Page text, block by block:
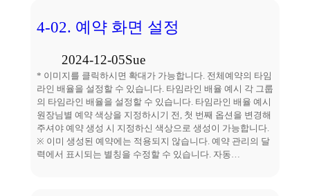
4-02. 예약 화면 설정
2024-12-05Sue
* 이미지를 클릭하시면 확대가 가능합니다. 전체예약의 타임
라인 배율을 설정할 수 있습니다. 타임라인 배율 예시 각 그룹
의 타임라인 배율을 설정할 수 있습니다. 타임라인 배율 예시
원장님별 예약 색상을 지정하시기 전, 첫 번째 옵션을 변경해
주셔야 예약 생성 시 지정하신 색상으로 생성이 가능합니다.
※ 이미 생성된 예약에는 적용되지 않습니다. 예약 관리의 달
력에서 표시되는 별칭을 수정할 수 있습니다. 자동…